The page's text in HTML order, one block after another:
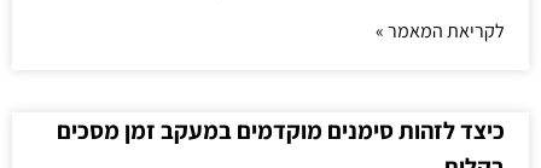
לקריאת המאמר »
כיצד לזהות סימנים מוקדמים במעקב זמן מסכים